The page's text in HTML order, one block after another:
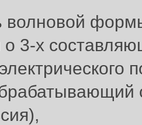
волновой
3-х